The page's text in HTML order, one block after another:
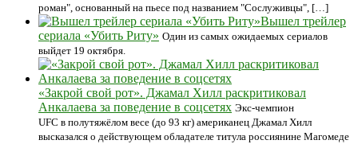
роман", основанный на пьесе под названием "Сослуживцы", […]
Вышел трейлер
сериала «Убить Риту» Один из самых ожидаемых сериалов
выйдет 19 октября.
«Закрой свой рот». Джамал Хилл раскритиковал
Анкалаева за поведение в соцсетях Экс-чемпион
UFC в полутяжёлом весе (до 93 кг) американец Джамал Хилл
высказался о действующем обладателе титула россиянине Магомеде